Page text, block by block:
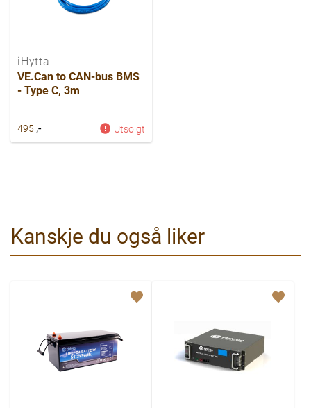
iHytta
VE.Can to CAN-bus BMS
- Type C, 3m
495 ,- Utsolgt
Kanskje du også liker